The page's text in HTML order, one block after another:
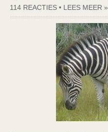
114 REACTIES • LEES MEER »